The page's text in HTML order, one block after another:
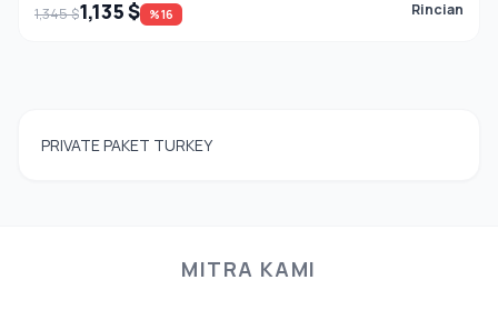
1,345 $1,135 $ %16 Rincian
PRIVATE PAKET TURKEY
MITRA KAMI